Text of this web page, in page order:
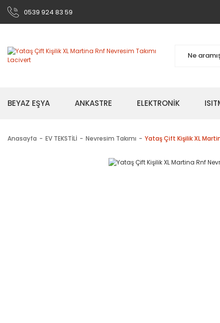
0539 924 83 59
BEYAZ EŞYA ANKASTRE ELEKTRONİK
Anasayfa EV TEKSTİLİ Nevresim Takımı Yataş Çift Kişilik XL